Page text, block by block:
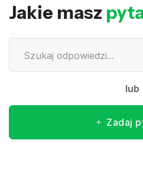
Jakie masz
lub
Zadaj